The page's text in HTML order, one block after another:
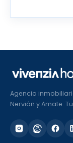
Agencia
Nervión y Amate.